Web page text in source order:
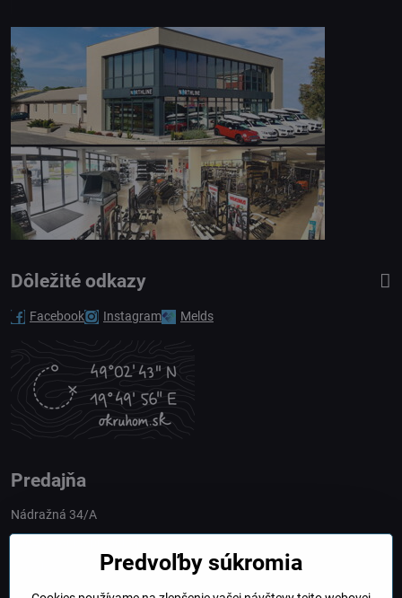
Dôležité odkazy
Facebook Instagram Melds
Predajňa
Nádražná 34/A
Predvoľby súkromia